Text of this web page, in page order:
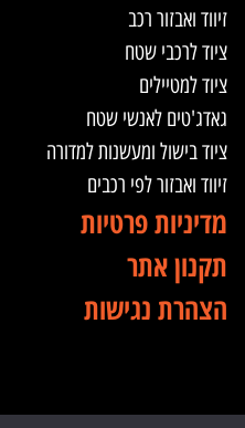
זיווד ואבזור רכב
ציוד לרכבי שטח
ציוד למטיילים
גאדג'טים לאנשי שטח
ציוד בישול ומעשנות למדורה
זיווד ואבזור לפי רכבים
מדיניות פרטיות
תקנון אתר
הצהרת נגישות